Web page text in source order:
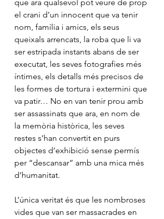
que ara qualsevol pot veure de prop
el crani d’un innocent que va tenir
nom, família i amics, els seus
queixals arrencats, la roba que li va
ser estripada instants abans de ser
executat, les seves fotografies més
íntimes, els detalls més precisos de
les formes de tortura i extermini que
va patir… No en van tenir prou amb
ser assassinats que ara, en nom de
la memòria històrica, les seves
restes s’han convertit en purs
objectes d’exhibició sense permís
per “descansar” amb una mica més
d’humanitat.
L’única veritat és que les nombroses
vides que van ser massacrades en